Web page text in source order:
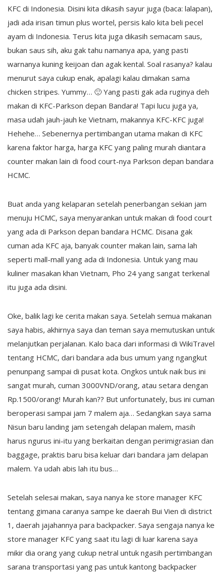
KFC di Indonesia. Disini kita dikasih sayur juga (baca: lalapan),
jadi ada irisan timun plus wortel, persis kalo kita beli pecel
ayam di Indonesia. Terus kita juga dikasih semacam saus,
bukan saus sih, aku gak tahu namanya apa, yang pasti
warnanya kuning keijoan dan agak kental. Soal rasanya? kalau
menurut saya cukup enak, apalagi kalau dimakan sama
chicken stripes. Yummy… 🙂 Yang pasti gak ada ruginya deh
makan di KFC-Parkson depan Bandara! Tapi lucu juga ya,
masa udah jauh-jauh ke Vietnam, makannya KFC-KFC juga!
Hehehe… Sebenernya pertimbangan utama makan di KFC
karena faktor harga, harga KFC yang paling murah diantara
counter makan lain di food court-nya Parkson depan bandara
HCMC.
Buat anda yang kelaparan setelah penerbangan sekian jam
menuju HCMC, saya menyarankan untuk makan di food court
yang ada di Parkson depan bandara HCMC. Disana gak
cuman ada KFC aja, banyak counter makan lain, sama lah
seperti mall-mall yang ada di Indonesia. Untuk yang mau
kuliner masakan khan Vietnam, Pho 24 yang sangat terkenal
itu juga ada disini.
Oke, balik lagi ke cerita makan saya. Setelah semua makanan
saya habis, akhirnya saya dan teman saya memutuskan untuk
melanjutkan perjalanan. Kalo baca dari informasi di WikiTravel
tentang HCMC, dari bandara ada bus umum yang ngangkut
penunpang sampai di pusat kota. Ongkos untuk naik bus ini
sangat murah, cuman 3000VND/orang, atau setara dengan
Rp.1500/orang! Murah kan?? But unfortunately, bus ini cuman
beroperasi sampai jam 7 malem aja… Sedangkan saya sama
Nisun baru landing jam setengah delapan malem, masih
harus ngurus ini-itu yang berkaitan dengan perimigrasian dan
baggage, praktis baru bisa keluar dari bandara jam delapan
malem. Ya udah abis lah itu bus…
Setelah selesai makan, saya nanya ke store manager KFC
tentang gimana caranya sampe ke daerah Bui Vien di district
1, daerah jajahannya para backpacker. Saya sengaja nanya ke
store manager KFC yang saat itu lagi di luar karena saya
mikir dia orang yang cukup netral untuk ngasih pertimbangan
sarana transportasi yang pas untuk kantong backpacker